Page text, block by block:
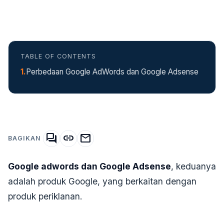
TABLE OF CONTENTS
Perbedaan Google AdWords dan Google Adsense
BAGIKAN forum link mail
Google adwords dan Google Adsense, keduanya
adalah produk Google, yang berkaitan dengan
produk periklanan.